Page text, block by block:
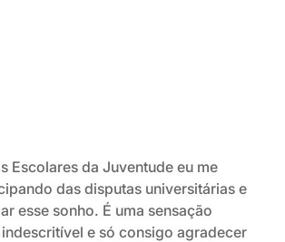
Escolares da Juventude eu me
das disputas universitárias e
esse sonho. É uma sensação
e só consigo agradecer